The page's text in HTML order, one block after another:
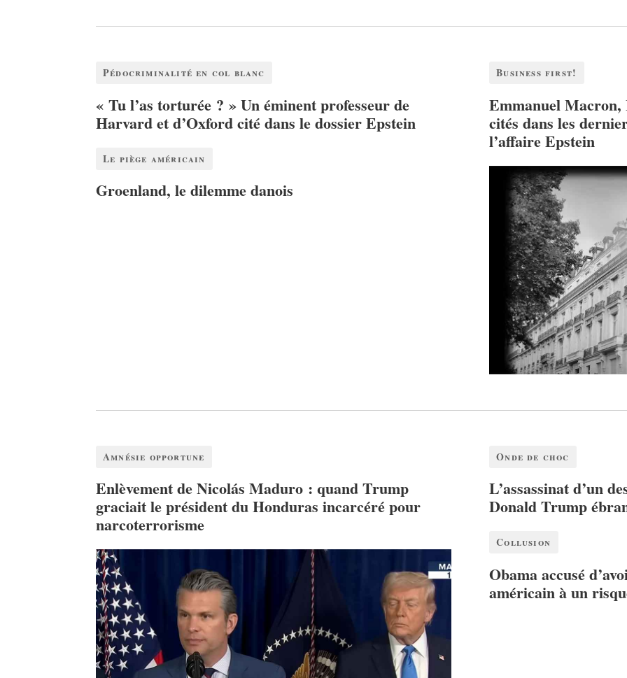
Business first!
Emmanuel
cités dans les
l’affaire Epstein
Pédocriminalité en col blanc
« Tu l’as torturée ? » Un éminent professeur de
Harvard et d’Oxford cité dans le dossier Epstein
Le piège américain
Groenland, le dilemme danois
Amnésie opportune
Enlèvement de Nicolás Maduro : quand Trump
graciait le président du Honduras incarcéré pour
narcoterrorisme
Onde de choc
L’assassinat d’un
Donald Trump
Collusion
Obama accusé
américain à un